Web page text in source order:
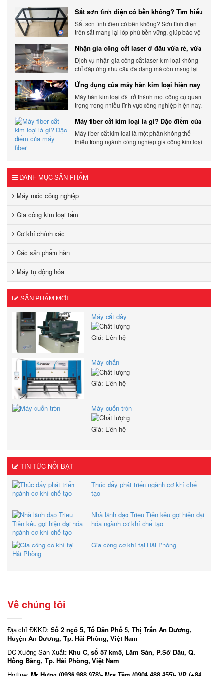
Sắt sơn tĩnh điện có bền không? Tìm hiểu
chi tiết
Sắt sơn tĩnh điện có bền không? Sơn tĩnh điện
trên sắt mang lại lớp phủ bền vững, giúp bảo vệ
động bên ngoài.
Nhận gia công cắt laser ở đâu vừa rẻ, vừa
chất lượng
Dịch vụ nhận gia công cắt laser kim loại không
chỉ đáp ứng nhu cầu đa dạng mà còn mang lại
Ứng dụng của máy hàn kim loại hiện nay
Máy hàn kim loại đã trở thành một công cụ quan
trọng trong nhiều lĩnh vực công nghiệp hiện nay.
Máy fiber cắt kim loại là gì? Đặc điểm của
máy fiber
Máy fiber cắt kim loại là một phần không thể
thiếu trong ngành công nghiệp gia công kim loại
DANH MỤC SẢN PHẨM
Máy móc công nghiệp
Gia công kim loại tấm
Cơ khí chính xác
Các sản phẩm hàn
Máy tự động hóa
SẢN PHẨM MỚI
Máy cắt dây
Giá: Liên hệ
Máy chấn
Giá: Liên hệ
Máy cuốn tròn
Giá: Liên hệ
TIN TỨC NỔI BẬT
Thúc đẩy phát triển ngành cơ khí chế
tạo
Nhà lãnh đạo Triều Tiên kêu gọi hiện đại
hóa ngành cơ khí chế tạo
Gia công cơ khí tại Hải Phòng
Về chúng tôi
Địa chỉ ĐKKD: Số 2 ngõ 5, Tổ Dân Phố 5, Thị Trấn An Dương,
Huyện An Dương, Tp. Hải Phòng, Việt Nam
ĐC Xưởng Sản Xuất: Khu C, số 57 km5, Lâm Sản, P.Sở Dầu, Q.
Hồng Bàng, Tp. Hải Phòng, Việt Nam